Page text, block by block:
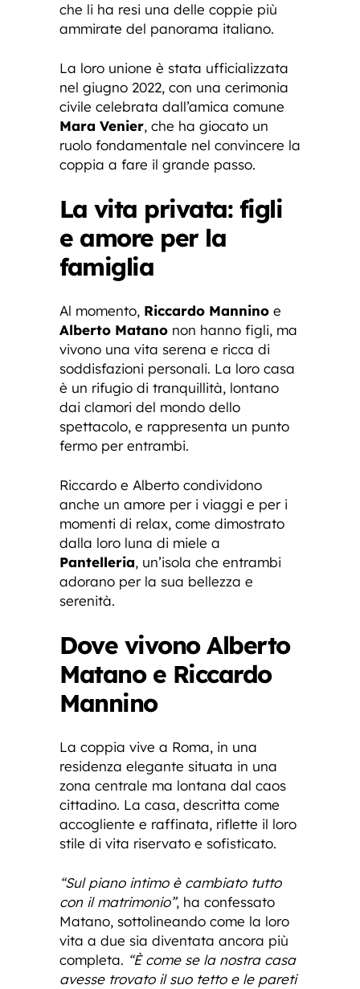
che li ha resi una delle coppie più
ammirate del panorama italiano.
La loro unione è stata ufficializzata
nel giugno 2022, con una cerimonia
civile celebrata dall’amica comune
Mara Venier, che ha giocato un
ruolo fondamentale nel convincere la
coppia a fare il grande passo.
La vita privata: figli
e amore per la
famiglia
Al momento, Riccardo Mannino e
Alberto Matano non hanno figli, ma
vivono una vita serena e ricca di
soddisfazioni personali. La loro casa
è un rifugio di tranquillità, lontano
dai clamori del mondo dello
spettacolo, e rappresenta un punto
fermo per entrambi.
Riccardo e Alberto condividono
anche un amore per i viaggi e per i
momenti di relax, come dimostrato
dalla loro luna di miele a
Pantelleria, un’isola che entrambi
adorano per la sua bellezza e
serenità.
Dove vivono Alberto
Matano e Riccardo
Mannino
La coppia vive a Roma, in una
residenza elegante situata in una
zona centrale ma lontana dal caos
cittadino. La casa, descritta come
accogliente e raffinata, riflette il loro
stile di vita riservato e sofisticato.
“Sul piano intimo è cambiato tutto
con il matrimonio”, ha confessato
Matano, sottolineando come la loro
vita a due sia diventata ancora più
completa. “È come se la nostra casa
avesse trovato il suo tetto e le pareti